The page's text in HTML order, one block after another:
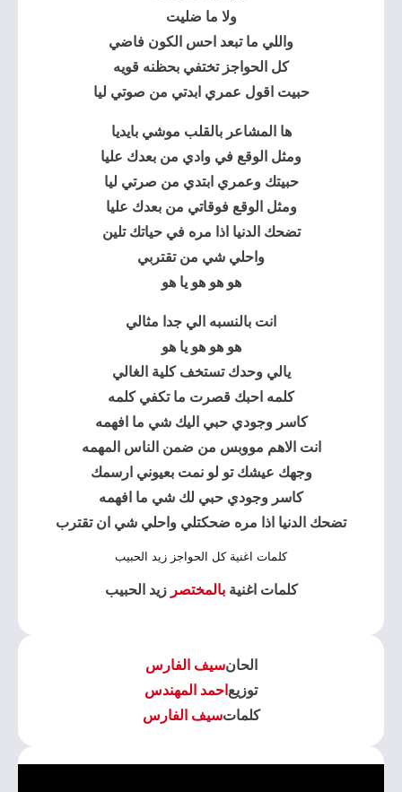
ولا ما ضليت
واللي ما تبعد احس الكون فاضي
كل الحواجز تختفي بحظنه قويه
حبيت اقول عمري ابدتي من صوتي ليا
ها المشاعر بالقلب موشي بايديا
ومثل الوقع في وادي من بعدك عليا
حبيتك وعمري ابتدي من صرتي ليا
ومثل الوقع فوقاتي من بعدك عليا
تضحك الدنيا اذا مره في حياتك تلين
واحلي شي من تقتربي
هو هو هو يا هو
انت بالنسبه الي جدا مثالي
هو هو هو يا هو
يالي وحدك تستخف كلية الغالي
كلمه احبك قصرت ما تكفي كلمه
كاسر وجودي حبي اليك شي ما افهمه
انت الاهم مووبس من ضمن الناس المهمه
وجهك عيشك تو لو نمت بعيوني ارسمك
كاسر وجودي حبي لك شي ما افهمه
تضحك الدنيا اذا مره ضحكتلي واحلي شي ان تقترب
كلمات اغنية كل الحواجز زيد الحبيب
كلمات اغنيةبالمختصر زيد الحبيب
الحانسيف الفارس
توزيع احمد المهندس
كلماتسيف الفارس